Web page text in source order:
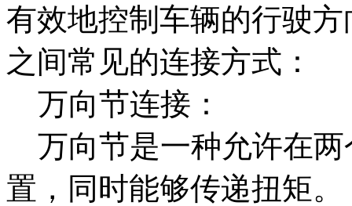
有效地控制车辆的行驶
之间常见的连接方式：
万向节连接：
万向节是一种允许在两
置，同时能够传递扭矩。